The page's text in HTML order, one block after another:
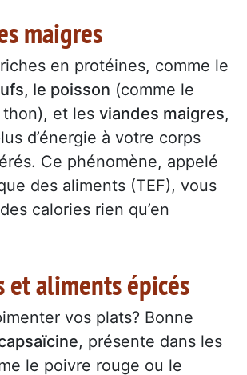
maigres
en protéines, comme le
le poisson (comme le
et les viandes maigres,
d’énergie à votre corps
Ce phénomène, appelé
des aliments (TEF), vous
calories rien qu’en
et aliments épicés
vos plats? Bonne
, présente dans les
le poivre rouge ou le